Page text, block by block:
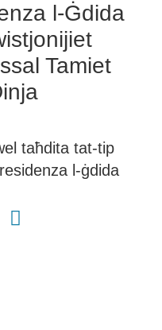
l-Ġdida
Tamiet
taħdita tat-tip
l-ġdida